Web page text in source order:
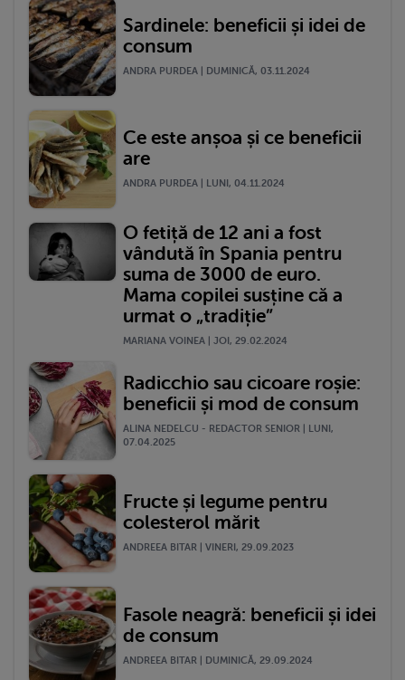
Sardinele: beneficii și idei de
consum
ANDRA PURDEA | DUMINICĂ, 03.11.2024
Ce este anșoa și ce beneficii
are
ANDRA PURDEA | LUNI, 04.11.2024
O fetiță de 12 ani a fost
vândută în Spania pentru
suma de 3000 de euro.
Mama copilei susține că a
urmat o „tradiție”
MARIANA VOINEA | JOI, 29.02.2024
Radicchio sau cicoare roșie:
beneficii și mod de consum
ALINA NEDELCU - REDACTOR SENIOR | LUNI,
07.04.2025
Fructe și legume pentru
colesterol mărit
ANDREEA BITAR | VINERI, 29.09.2023
Fasole neagră: beneficii și idei
de consum
ANDREEA BITAR | DUMINICĂ, 29.09.2024